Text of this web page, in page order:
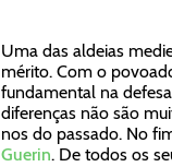
Uma das aldeias
mérito. Com o
fundamental na
diferenças não são
nos do passado. No
Guerin. De todos os